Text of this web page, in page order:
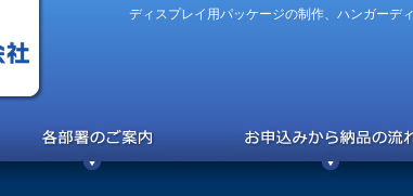
ディスプレイ用パッケージの制作、ハンガーデ